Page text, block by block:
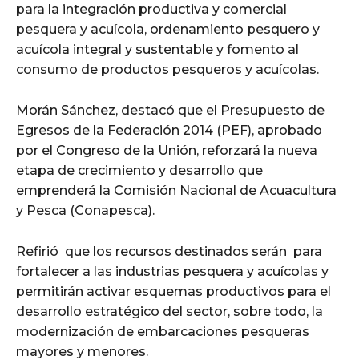
para la integración productiva y comercial
pesquera y acuícola, ordenamiento pesquero y
acuícola integral y sustentable y fomento al
consumo de productos pesqueros y acuícolas.
Morán Sánchez, destacó que el Presupuesto de
Egresos de la Federación 2014 (PEF), aprobado
por el Congreso de la Unión, reforzará la nueva
etapa de crecimiento y desarrollo que
emprenderá la Comisión Nacional de Acuacultura
y Pesca (Conapesca).
Refirió que los recursos destinados serán para
fortalecer a las industrias pesquera y acuícolas y
permitirán activar esquemas productivos para el
desarrollo estratégico del sector, sobre todo, la
modernización de embarcaciones pesqueras
mayores y menores.